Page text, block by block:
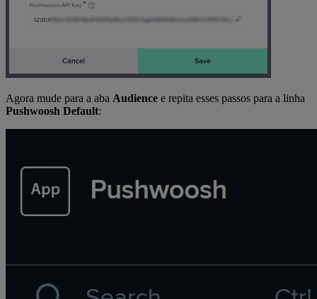
Agora mude para a aba Audience e repita esses passos para a linha
Pushwoosh Default: